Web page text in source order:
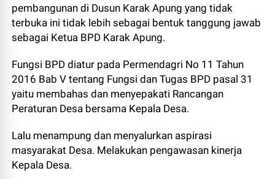
pembangunan di Dusun Karak Apung yang tidak
terbuka ini tidak lebih sebagai bentuk tanggung jawab
sebagai Ketua BPD Karak Apung.
Fungsi BPD diatur pada Permendagri No 11 Tahun
2016 Bab V tentang Fungsi dan Tugas BPD pasal 31
yaitu membahas dan menyepakati Rancangan
Peraturan Desa bersama Kepala Desa.
Lalu menampung dan menyalurkan aspirasi
masyarakat Desa. Melakukan pengawasan kinerja
Kepala Desa.